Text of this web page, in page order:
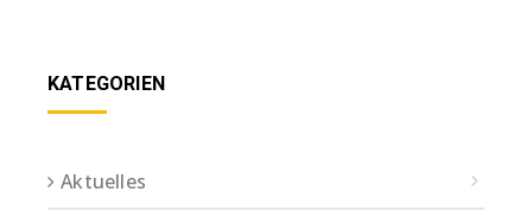
KATEGORIEN
Aktuelles